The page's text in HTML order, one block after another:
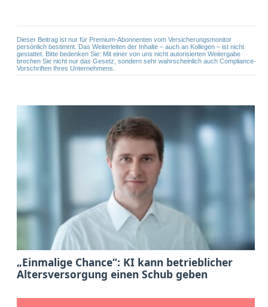
Dieser Beitrag ist nur für Premium-Abonnenten vom Versicherungsmonitor
persönlich bestimmt. Das Weiterleiten der Inhalte – auch an Kollegen – ist nicht
gestattet. Bitte bedenken Sie: Mit einer von uns nicht autorisierten Weitergabe
brechen Sie nicht nur das Gesetz, sondern sehr wahrscheinlich auch Compliance-
Vorschriften Ihres Unternehmens.
„Einmalige Chance“: KI kann betrieblicher
Altersversorgung einen Schub geben